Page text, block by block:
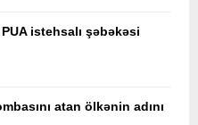
istehsalı şəbəkəsi
atan ölkənin adını